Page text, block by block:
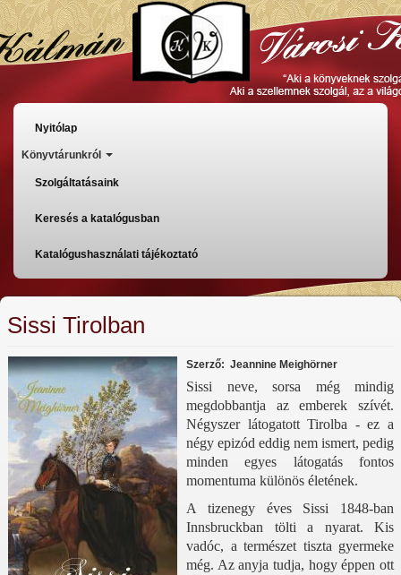
Ugrás
a
tartalomra
Főmenü
Nyitólap
Könyvtárunkról
Szolgáltatásaink
Keresés a katalógusban
Katalógushasználati tájékoztató
Sissi Tirolban
Szerző Jeannine Meighörner
Sissi neve, sorsa még mindig
megdobbantja az emberek szívét.
Négyszer látogatott Tirolba - ez a
négy epizód eddig nem ismert, pedig
minden egyes látogatás fontos
momentuma különös életének.
A tizenegy éves Sissi 1848-ban
Innsbruckban tölti a nyarat. Kis
vadóc, a természet tiszta gyermeke
még. Az anyja tudja, hogy éppen ott